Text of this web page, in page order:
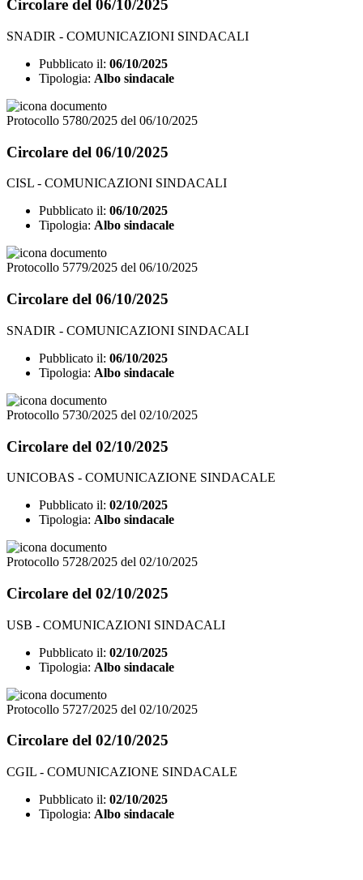
Circolare del 06/10/2025
SNADIR - COMUNICAZIONI SINDACALI
Pubblicato il: 06/10/2025
Tipologia: Albo sindacale
Protocollo 5780/2025 del 06/10/2025
Circolare del 06/10/2025
CISL - COMUNICAZIONI SINDACALI
Pubblicato il: 06/10/2025
Tipologia: Albo sindacale
Protocollo 5779/2025 del 06/10/2025
Circolare del 06/10/2025
SNADIR - COMUNICAZIONI SINDACALI
Pubblicato il: 06/10/2025
Tipologia: Albo sindacale
Protocollo 5730/2025 del 02/10/2025
Circolare del 02/10/2025
UNICOBAS - COMUNICAZIONE SINDACALE
Pubblicato il: 02/10/2025
Tipologia: Albo sindacale
Protocollo 5728/2025 del 02/10/2025
Circolare del 02/10/2025
USB - COMUNICAZIONI SINDACALI
Pubblicato il: 02/10/2025
Tipologia: Albo sindacale
Protocollo 5727/2025 del 02/10/2025
Circolare del 02/10/2025
CGIL - COMUNICAZIONE SINDACALE
Pubblicato il: 02/10/2025
Tipologia: Albo sindacale